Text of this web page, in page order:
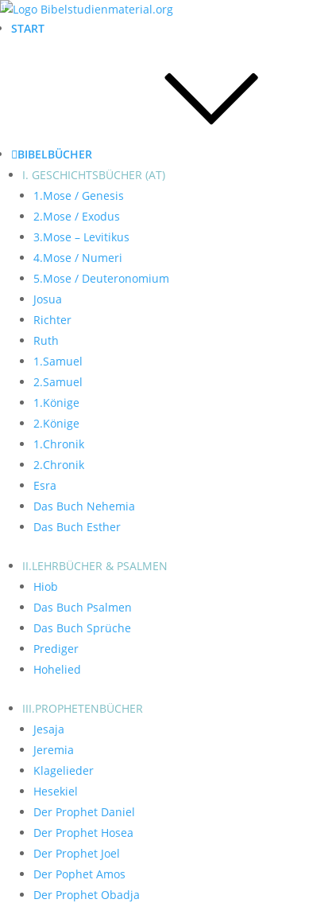
START
BIBELBÜCHER
I. GESCHICHTSBÜCHER (AT)
1.Mose / Genesis
2.Mose / Exodus
3.Mose – Levitikus
4.Mose / Numeri
5.Mose / Deuteronomium
Josua
Richter
Ruth
1.Samuel
2.Samuel
1.Könige
2.Könige
1.Chronik
2.Chronik
Esra
Das Buch Nehemia
Das Buch Esther
II.LEHRBÜCHER & PSALMEN
Hiob
Das Buch Psalmen
Das Buch Sprüche
Prediger
Hohelied
III.PROPHETENBÜCHER
Jesaja
Jeremia
Klagelieder
Hesekiel
Der Prophet Daniel
Der Prophet Hosea
Der Prophet Joel
Der Pophet Amos
Der Prophet Obadja